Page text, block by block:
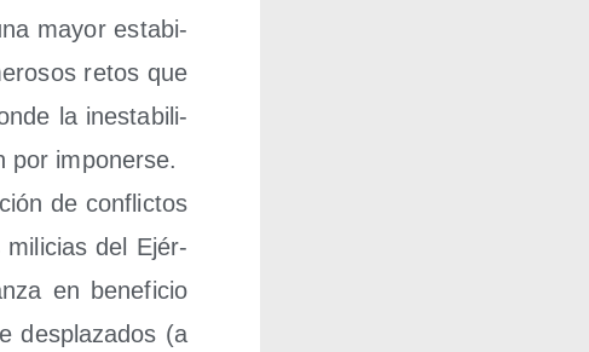
mayor esta­bi­
retos que
la ines­ta­bi­li­
por imponerse.
de con­flic­tos
mili­cias del Ejér­
en bene­fi­cio
des­pla­za­dos (a